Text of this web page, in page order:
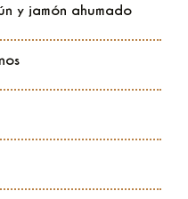
y jamón ahumado